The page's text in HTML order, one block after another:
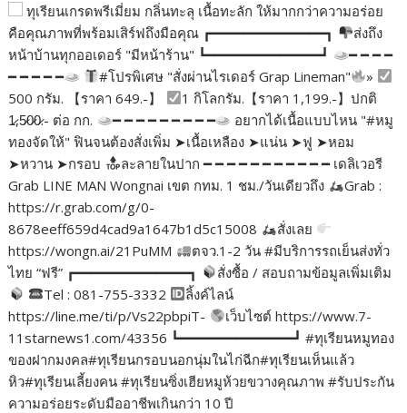
ทุเรียนเกรดพรีเมี่ยม กลิ่นทะลุ เนื้อทะลัก ให้มากกว่าความอร่อย
คือคุณภาพที่พร้อมเสิร์ฟถึงมือคุณ ┏━━━━━━━━━━━━━━┓
ส่งถึง
หน้าบ้านทุกออเดอร์ "มีหน้าร้าน" ┗━━━━━━━━━━━━━━┛
━ ━ ━ ━
━ ━ ━ ━ ━
#โปรพิเศษ "สั่งผ่านไรเดอร์ Grap Lineman"
»
500 กรัม. 【ราคา 649.-】
1 กิโลกรัม.【ราคา 1,199.-】ปกติ
1̷,5̷0̷0̷.- ต่อ กก.
━ ━ ━ ━ ━ ━ ━ ━ ━
อยากได้เนื้อแบบไหน "#หมู
ทองจัดให้" ฟินจนต้องสั่งเพิ่ม ➤เนื้อเหลือง ➤แน่น ➤ฟู ➤หอม
➤หวาน ➤กรอบ
ละลายในปาก ━ ━ ━ ━ ━ ━ ━ ━ ━ ━ ━ เดลิเวอรี
Grab LINE MAN Wongnai เขต กทม. 1 ชม./วันเดียวถึง
Grab :
https://r.grab.com/g/0-
8678eeff659d4cad9a1647b1d5c15008
สั่งเลย
https://wongn.ai/21PuMM
ตจว.1-2 วัน #มีบริการรถเย็นส่งทั่ว
ไทย “ฟรี” ┏━━━━━━━━━━━━━━┓
สั่งซื้อ / สอบถามข้อมูลเพิ่มเติม
Tel : 081-755-3332
ลิ้งค์ไลน์
https://line.me/ti/p/Vs22pbpiT-
เว็บไซต์ https://www.7-
11starnews1.com/43356 ┗━━━━━━━━━━━━━━┛ #ทุเรียนหมูทอง
ของฝากมงคล#ทุเรียนกรอบนอกนุ่มในไก่ฉีก#ทุเรียนเห็นแล้ว
หิว#ทุเรียนเลี้ยงคน #ทุเรียนซิ่งเฮียหมูห้วยขวางคุณภาพ #รับประกัน
ความอร่อยระดับมืออาชีพเกินกว่า 10 ปี